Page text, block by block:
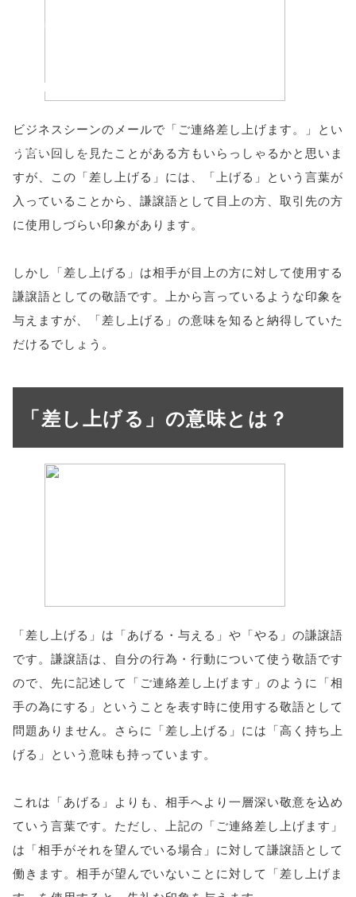
scrollbars=yes'
false;"> シェア
ビジネスシーンのメールで「ご連絡差し上げます。」とい
う言い回しを見たことがある方もいらっしゃるかと思いま
すが、この「差し上げる」には、「上げる」という言葉が
入っていることから、謙譲語として目上の方、取引先の方
に使用しづらい印象があります。
しかし「差し上げる」は相手が目上の方に対して使用する
謙譲語としての敬語です。上から言っているような印象を
与えますが、「差し上げる」の意味を知ると納得していた
だけるでしょう。
「差し上げる」の意味とは？
「差し上げる」は「あげる・与える」や「やる」の謙譲語
です。謙譲語は、自分の行為・行動について使う敬語です
ので、先に記述して「ご連絡差し上げます」のように「相
手の為にする」ということを表す時に使用する敬語として
問題ありません。さらに「差し上げる」には「高く持ち上
げる」という意味も持っています。
これは「あげる」よりも、相手へより一層深い敬意を込め
ていう言葉です。ただし、上記の「ご連絡差し上げます」
は「相手がそれを望んでいる場合」に対して謙譲語として
働きます。相手が望んでいないことに対して「差し上げま